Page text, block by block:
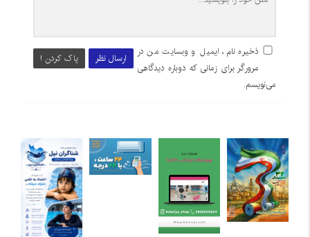
ارسال نظر پاک کردن !
ذخیره نام، ایمیل و وبسایت من در
مرورگر برای زمانی که دوباره دیدگاهی
می‌نویسم.